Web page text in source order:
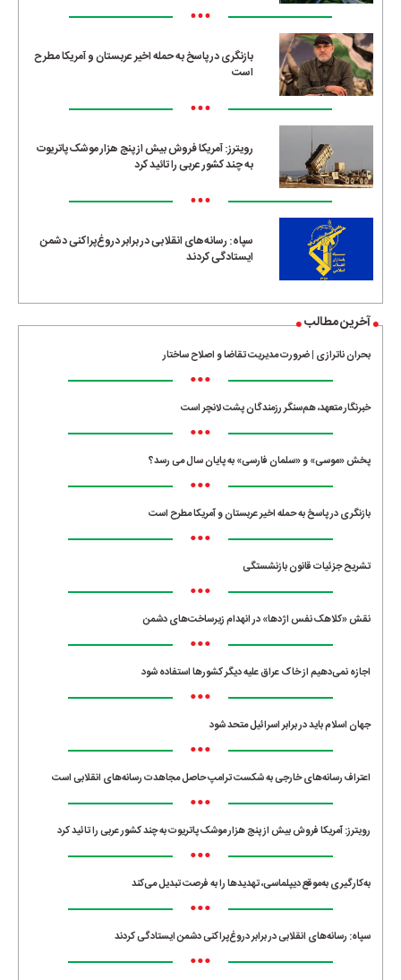
•••
بازنگری در پاسخ به حمله اخیر عربستان و آمریکا مطرح
است
•••
رویترز: آمریکا فروش بیش از پنج هزار موشک پاتریوت
به چند کشور عربی را تائید کرد
•••
سپاه: رسانه‌های انقلابی در برابر دروغ‌پراکنی دشمن
ایستادگی کردند
آخرین مطالب
بحران ناترازی | ضرورت مدیریت تقاضا و اصلاح ساختار
•••
خبرنگار متعهد، هم‌سنگر رزمندگان پشت لانچر است
•••
پخش «موسی» و «سلمان فارسی» به پایان سال می رسد؟
•••
بازنگری در پاسخ به حمله اخیر عربستان و آمریکا مطرح است
•••
تشریح جزئیات قانون بازنشستگی
•••
نقش «کلاهک نفس اژدها» در انهدام زیرساخت‌های دشمن
•••
اجازه نمی‌دهیم از خاک عراق علیه دیگر کشورها استفاده شود
•••
جهان اسلام باید در برابر اسرائیل متحد شود
•••
اعتراف رسانه‌های خارجی به شکست ترامپ حاصل مجاهدت رسانه‌های انقلابی است
•••
رویترز: آمریکا فروش بیش از پنج هزار موشک پاتریوت به چند کشور عربی را تائید کرد
•••
به‌کارگیری به‌موقع دیپلماسی، تهدیدها را به فرصت تبدیل می‌کند
•••
سپاه: رسانه‌های انقلابی در برابر دروغ‌پراکنی دشمن ایستادگی کردند
•••